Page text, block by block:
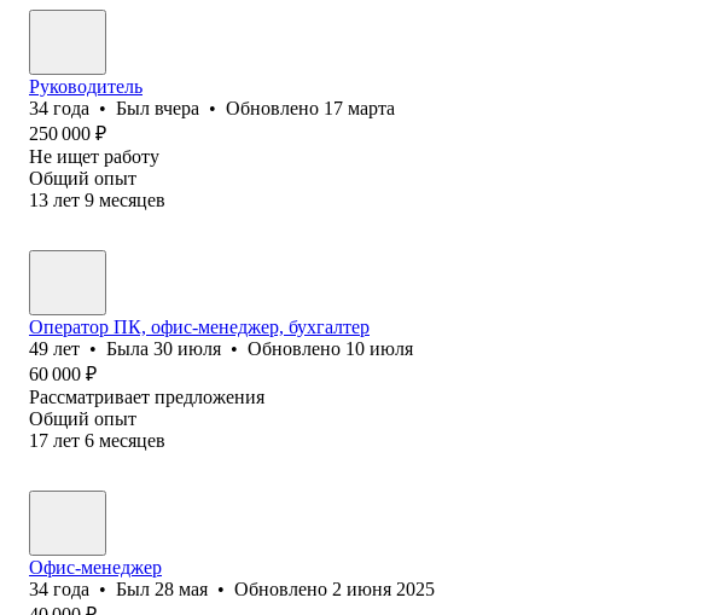
Руководитель
34 года • Был вчера • Обновлено 17 марта
250 000 ₽
Не ищет работу
Общий опыт
13 лет 9 месяцев
Оператор ПК, офис-менеджер, бухгалтер
49 лет • Была 30 июля • Обновлено 10 июля
60 000 ₽
Рассматривает предложения
Общий опыт
17 лет 6 месяцев
Офис-менеджер
34 года • Был 28 мая • Обновлено 2 июня 2025